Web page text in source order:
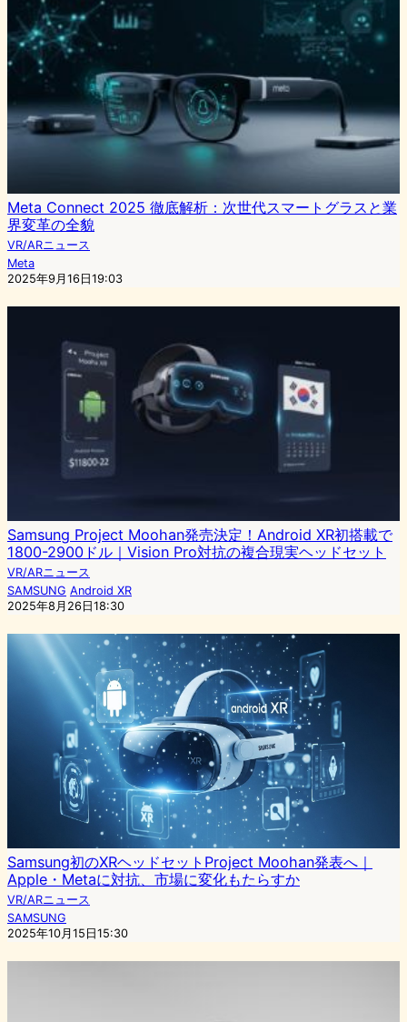
Meta Connect 2025 徹底解析：次世代スマートグラスと業
界変革の全貌
VR/ARニュース
Meta
2025年9月16日19:03
Samsung Project Moohan発売決定！Android XR初搭載で
1800-2900ドル｜Vision Pro対抗の複合現実ヘッドセット
VR/ARニュース
SAMSUNG Android XR
2025年8月26日18:30
Samsung初のXRヘッドセットProject Moohan発表へ｜
Apple・Metaに対抗、市場に変化もたらすか
VR/ARニュース
SAMSUNG
2025年10月15日15:30